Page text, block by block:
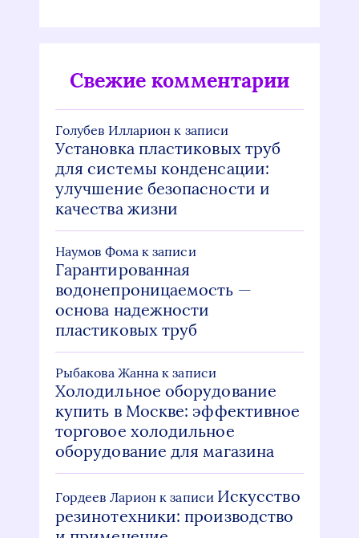
Свежие комментарии
Голубев Илларион к записи
Установка пластиковых труб
для системы конденсации:
улучшение безопасности и
качества жизни
Наумов Фома к записи
Гарантированная
водонепроницаемость —
основа надежности
пластиковых труб
Рыбакова Жанна к записи
Холодильное оборудование
купить в Москве: эффективное
торговое холодильное
оборудование для магазина
Гордеев Ларион к записи Искусство
резинотехники: производство